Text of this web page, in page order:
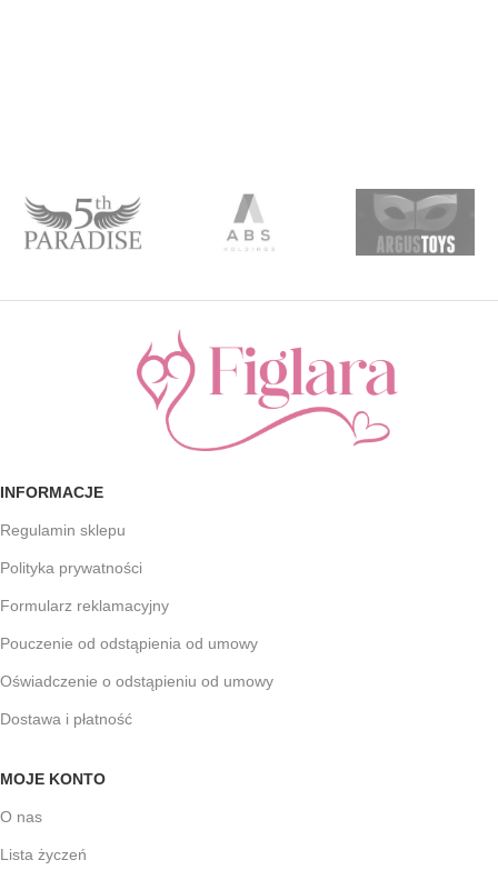
INFORMACJE
Regulamin sklepu
Polityka prywatności
Formularz reklamacyjny
Pouczenie od odstąpienia od umowy
Oświadczenie o odstąpieniu od umowy
Dostawa i płatność
MOJE KONTO
O nas
Lista życzeń